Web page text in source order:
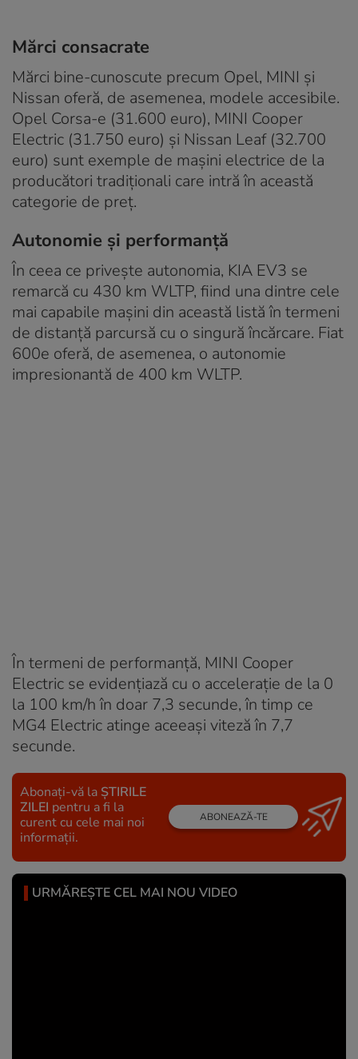
Mărci consacrate
Mărci bine-cunoscute precum Opel, MINI și
Nissan oferă, de asemenea, modele accesibile.
Opel Corsa-e (31.600 euro), MINI Cooper
Electric (31.750 euro) și Nissan Leaf (32.700
euro) sunt exemple de mașini electrice de la
producători tradiționali care intră în această
categorie de preț.
Autonomie și performanță
În ceea ce privește autonomia, KIA EV3 se
remarcă cu 430 km WLTP, fiind una dintre cele
mai capabile mașini din această listă în termeni
de distanță parcursă cu o singură încărcare. Fiat
600e oferă, de asemenea, o autonomie
impresionantă de 400 km WLTP.
În termeni de performanță, MINI Cooper
Electric se evidențiază cu o accelerație de la 0
la 100 km/h în doar 7,3 secunde, în timp ce
MG4 Electric atinge aceeași viteză în 7,7
secunde.
Abonați-vă la ȘTIRILE
ZILEI pentru a fi la
curent cu cele mai noi
informații.
ABONEAZĂ-TE
URMĂREȘTE CEL MAI NOU VIDEO